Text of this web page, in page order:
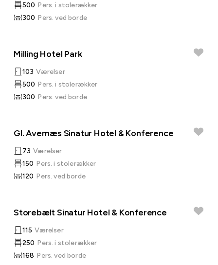
500 Pers. i stolerækker
300 Pers. ved borde
Milling Hotel Park
103 Værelser
500 Pers. i stolerækker
300 Pers. ved borde
Gl. Avernæs Sinatur Hotel & Konference
73 Værelser
150 Pers. i stolerækker
120 Pers. ved borde
Storebælt Sinatur Hotel & Konference
115 Værelser
250 Pers. i stolerækker
168 Pers. ved borde